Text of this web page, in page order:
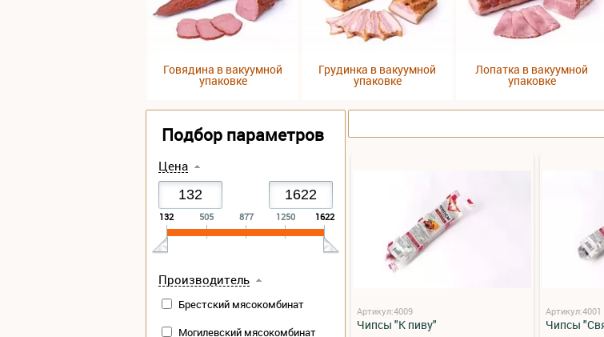
Говядина в вакуумной
упаковке
Грудинка в вакуумной
упаковке
Лопатка в вакуумной
упаковке
Подбор параметров
Цена
132 505 877 1250 1622
Производитель
Брестский мясокомбинат
Могилевский мясокомбинат
Артикул:4009
Чипсы "К пиву"
Артикул:4001
Чипсы